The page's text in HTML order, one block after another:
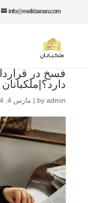
info@melkbanan.com
فسخ در
دارد؟|ملکبانان
byadmin
| مارس 4, 2024